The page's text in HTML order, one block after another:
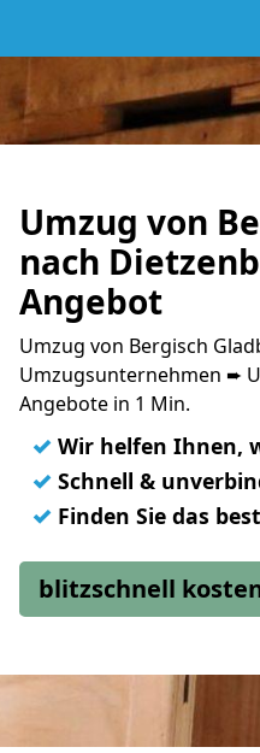
Umzug von
nach
Angebot
Umzug von Bergisch
Umzugsunternehmen ➨
Angebote in 1 Min.
✓ Wir helfen Ihnen,
✓ Schnell &
✓ Finden Sie das
blitzschnell